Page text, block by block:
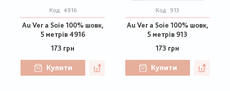
Код: 4916
Au Ver a Soie 100% шовк,
5 метрів 4916
173 грн
Купити
Код: 913
Au Ver a Soie 100% шовк,
5 метрів 913
173 грн
Купити